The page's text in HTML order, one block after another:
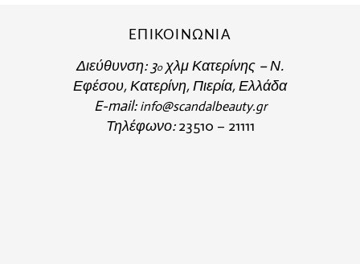
ΕΠΙΚΟΙΝΩΝΙΑ
Διεύθυνση: 3oχλμ Κατερίνης – Ν.
Εφέσου, Κατερίνη, Πιερία, Ελλάδα
E-mail: info@scandalbeauty.gr
Τηλέφωνο:23510 – 21111